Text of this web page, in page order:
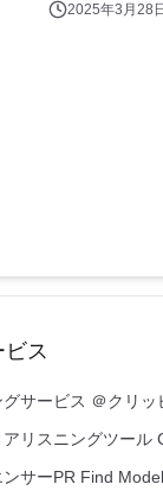
2025年3月28
ビス
サービス ＠クリッ
リスニングツール
ンサーPR Find Model